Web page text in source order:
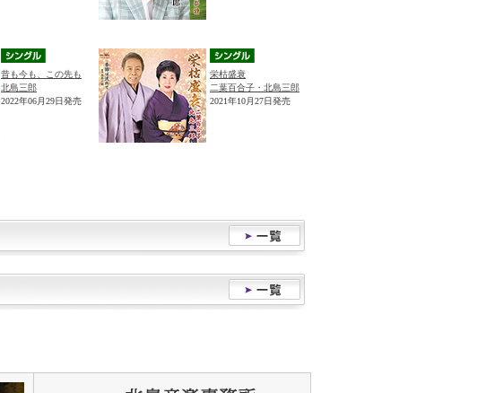
昔も今も、この先も
北島三郎
2022年06月29日発売
栄枯盛衰
二葉百合子・北島三郎
2021年10月27日発売